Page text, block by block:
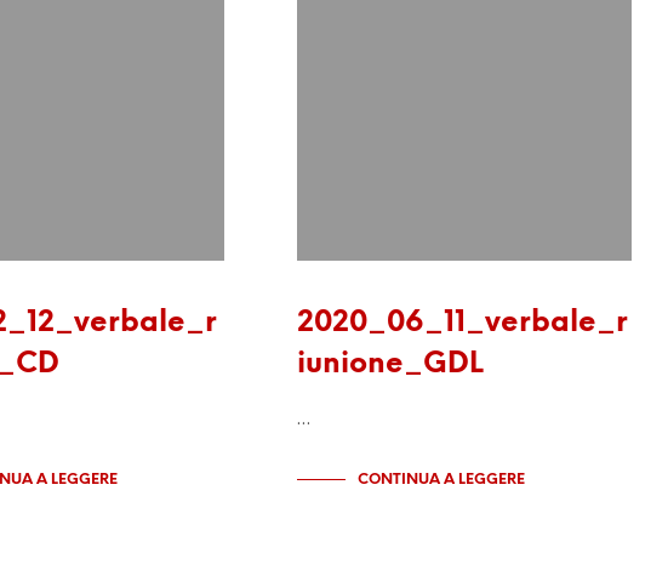
A LEGGERE
2020_06_11_verbale_r
iunione_GDL
…
CONTINUA A LEGGERE